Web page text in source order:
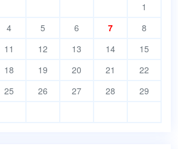
1
4 5 6 7
8
11 12 13 14
15
18 19 20 21
22
25 26 27 28
29